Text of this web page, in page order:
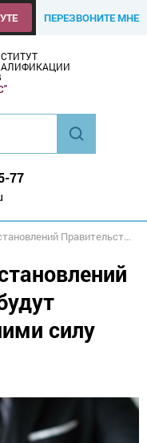
ПЕРЕЗВОНИТЕ МНЕ
77
РФ будут признаны утратившими силу
силу